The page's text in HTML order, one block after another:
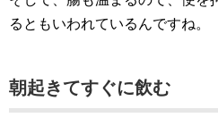
るともいわれているんですね。
朝起きてすぐに飲む